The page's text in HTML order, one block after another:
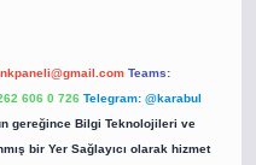
Teams:
606 0 726 Telegram: @karabul
gereğince Bilgi Teknolojileri ve
bir Yer Sağlayıcı olarak hizmet